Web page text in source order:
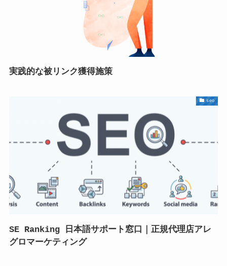
実践的な被リンク獲得施策
seo
SE Ranking 日本語サポート窓口｜正規代理店アレ
グロマーケティング